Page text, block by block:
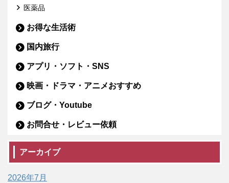
医薬品
お得な生活術
国内旅行
アプリ・ソフト・SNS
映画・ドラマ・アニメおすすめ
ブログ・Youtube
お問合せ・レビュー依頼
アーカイブ
2026年7月